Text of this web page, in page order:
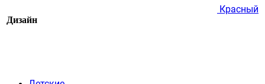
Дизайн
Красный